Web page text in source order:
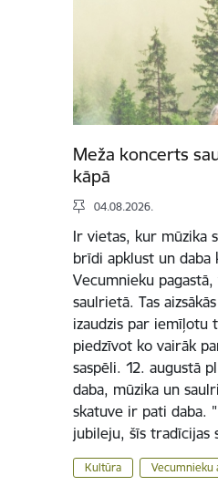
Meža koncerts
kāpā
04.08.2026.
Ir vietas, kur mūzika
brīdi apklust un daba
Vecumnieku
saulrietā. Tas
izaudzis par iemīļotu
piedzīvot ko vairāk
saspēli. 12. augustā
daba, mūzika un
skatuve ir pati daba.
jubileju, šīs tradīcijas
Kultūra Vecumnieku